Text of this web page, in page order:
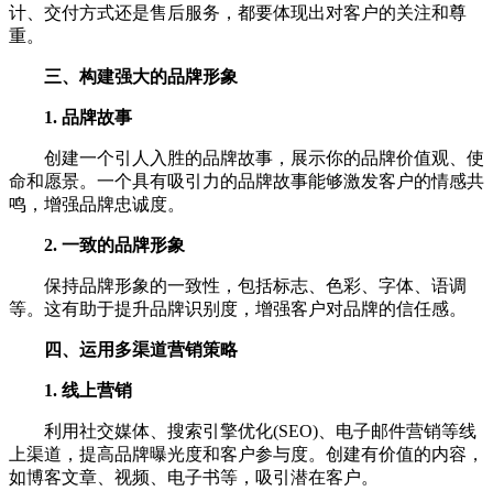
计、交付方式还是售后服务，都要体现出对客户的关注和尊
重。
三、构建强大的品牌形象
1. 品牌故事
创建一个引人入胜的品牌故事，展示你的品牌价值观、使
命和愿景。一个具有吸引力的品牌故事能够激发客户的情感共
鸣，增强品牌忠诚度。
2. 一致的品牌形象
保持品牌形象的一致性，包括标志、色彩、字体、语调
等。这有助于提升品牌识别度，增强客户对品牌的信任感。
四、运用多渠道营销策略
1. 线上营销
利用社交媒体、搜索引擎优化(SEO)、电子邮件营销等线
上渠道，提高品牌曝光度和客户参与度。创建有价值的内容，
如博客文章、视频、电子书等，吸引潜在客户。